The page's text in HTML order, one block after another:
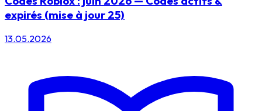
expirés (mise à jour 25)
13.05.2026